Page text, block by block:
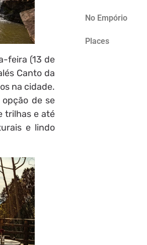
feira (13 de
Canto da
na cidade.
de se
trilhas e até
e lindo
No Empório
Places